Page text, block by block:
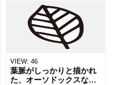
環境問題やエコ、
SDGs（持続可能な開発
目標）に関するウェブサ
イトのバナーや、公園や
庭園の地図
VIEW: 46
葉脈がしっかりと描かれ
た、オーソドックスな一